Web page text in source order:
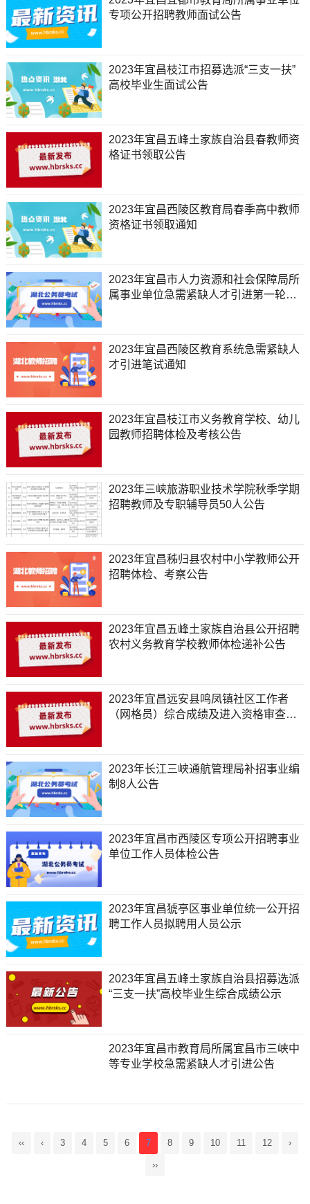
专项公开招聘教师面试公告
2023年宜昌枝江市招募选派“三支一扶”
高校毕业生面试公告
2023年宜昌五峰土家族自治县春教师资
格证书领取公告
2023年宜昌西陵区教育局春季高中教师
资格证书领取通知
2023年宜昌市人力资源和社会保障局所
属事业单位急需紧缺人才引进第一轮面
2023年宜昌西陵区教育系统急需紧缺人
才引进笔试通知
2023年宜昌枝江市义务教育学校、幼儿
园教师招聘体检及考核公告
2023年三峡旅游职业技术学院秋季学期
招聘教师及专职辅导员50人公告
2023年宜昌秭归县农村中小学教师公开
招聘体检、考察公告
2023年宜昌五峰土家族自治县公开招聘
农村义务教育学校教师体检递补公告
2023年宜昌远安县鸣凤镇社区工作者
（网格员）综合成绩及进入资格审查名
2023年长江三峡通航管理局补招事业编
制8人公告
2023年宜昌市西陵区专项公开招聘事业
单位工作人员体检公告
2023年宜昌猇亭区事业单位统一公开招
聘工作人员拟聘用人员公示
2023年宜昌五峰土家族自治县招募选派
“三支一扶”高校毕业生综合成绩公示
2023年宜昌市教育局所属宜昌市三峡中
等专业学校急需紧缺人才引进公告
‹‹ ‹ 3 4 5 6 7 8 9 10 11 12 ›
››